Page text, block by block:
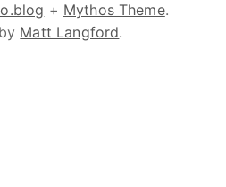
+ Mythos Theme.
Matt Langford.